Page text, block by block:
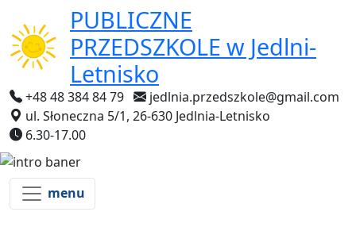
PUBLICZNE
PRZEDSZKOLE w Jedlni-
Letnisko
+48 48 384 84 79
jedlnia.przedszkole@gmail.com
ul. Słoneczna 5/1, 26-630 Jedlnia-Letnisko
6.30-17.00
menu